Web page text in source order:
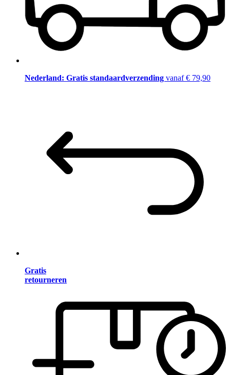
Nederland: Gratis standaardverzending vanaf € 79,90
Gratis
retourneren